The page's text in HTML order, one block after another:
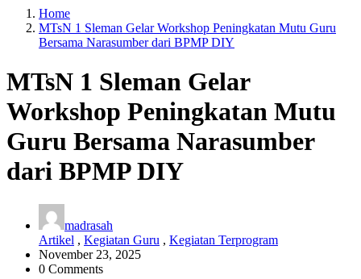
Home
MTsN 1 Sleman Gelar Workshop Peningkatan Mutu Guru
Bersama Narasumber dari BPMP DIY
MTsN 1 Sleman Gelar
Workshop Peningkatan Mutu
Guru Bersama Narasumber
dari BPMP DIY
madrasah
Artikel , Kegiatan Guru , Kegiatan Terprogram
November 23, 2025
0 Comments